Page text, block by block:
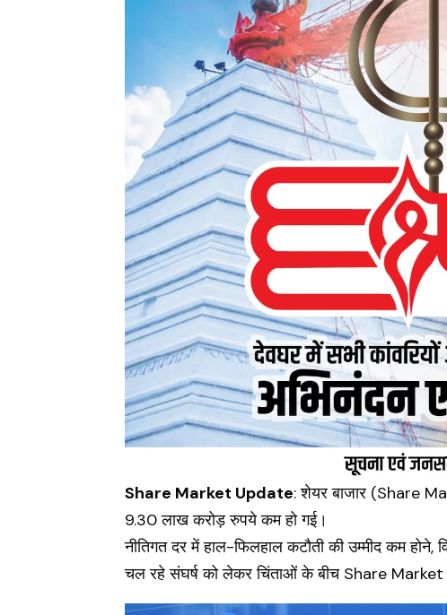
Share Market Update: शेयर बाजार (Share
9.30 लाख करोड़ रुपये कम हो गई।
नीतिगत दर में हाल-फिलहाल कटौती की उम्मीद कम होने,
चल रहे संघर्ष को लेकर चिंताओं के बीच Share Market